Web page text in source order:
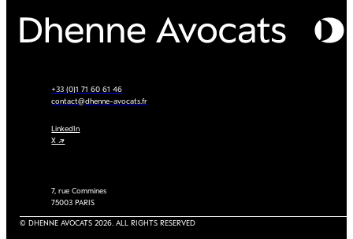
+33 (0)1 71 60 61 46
contact@dhenne-avocats.fr
LinkedIn
X ↗
7, rue Commines
75003 PARIS
© DHENNE AVOCATS 2026. ALL RIGHTS RESERVED